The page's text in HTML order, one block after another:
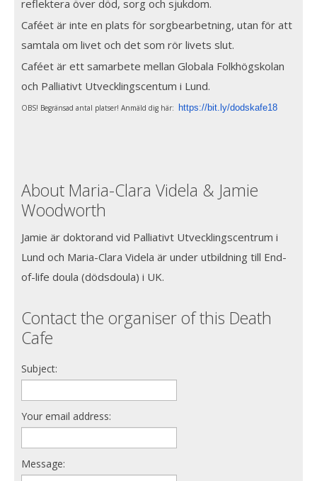
reflektera över död, sorg och sjukdom.
Caféet är inte en plats för sorgbearbetning, utan för att
samtala om livet och det som rör livets slut.
Caféet är ett samarbete mellan Globala Folkhögskolan
och Palliativt Utvecklingscentum i Lund.
OBS! Begränsad antal platser! Anmäld dig här: https://bit.ly/dodskafe18
About Maria-Clara Videla & Jamie
Woodworth
Jamie är doktorand vid Palliativt Utvecklingscentrum i
Lund och Maria-Clara Videla är under utbildning till End-
of-life doula (dödsdoula) i UK.
Contact the organiser of this Death
Cafe
Subject:
Your email address:
Message: